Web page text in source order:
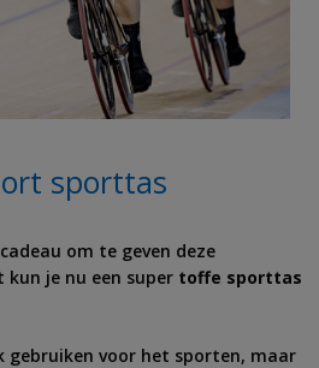
sporttas
om te geven deze
je nu een super toffe sporttas
gebruiken voor het sporten, maar